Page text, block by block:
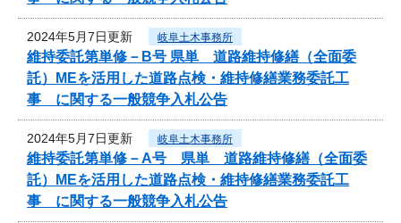
2024年5月7日更新 岐阜土木事務所
維持委託第単修－B号 県単 道路維持修繕（全面委
託）MEを活用した道路点検・維持修繕業務委託工
事 に関する一般競争入札公告
2024年5月7日更新 岐阜土木事務所
維持委託第単修－A号 県単 道路維持修繕（全面委
託）MEを活用した道路点検・維持修繕業務委託工
事 に関する一般競争入札公告